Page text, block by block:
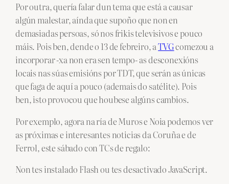
Por outra, quería falar dun tema que está a causar
algún malestar, aínda que supoño que non en
demasiadas persoas, só nos frikis televisivos e pouco
máis. Pois ben, dende o 13 de febreiro, aTVGcomezou a
incorporar -xa non era sen tempo- as desconexións
locais nas súas emisións por TDT, que serán as únicas
que faga de aquí a pouco (ademais do satélite). Pois
ben, isto provocou que houbese algúns cambios.
Por exemplo, agora na ría de Muros e Noia podemos ver
as próximas e interesantes noticias da Coruña e de
Ferrol, este sábado con TCs de regalo:
Non tes instalado Flash ou tes desactivado JavaScript.